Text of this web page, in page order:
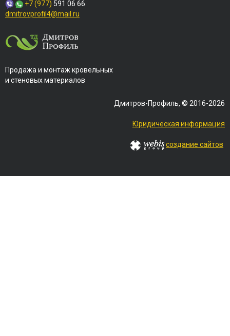
+7 (977) 591 06 66
dmitrovprofil4@mail.ru
Продажа и монтаж кровельных
и стеновых материалов
Дмитров-Профиль, © 2016-2026
Юридическая информация
создание сайтов